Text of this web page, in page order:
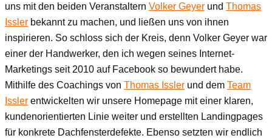
uns mit den beiden Veranstaltern Volker Geyer und Thomas
Issler bekannt zu machen, und ließen uns von ihnen
inspirieren. So schloss sich der Kreis, denn Volker Geyer war
einer der Handwerker, den ich wegen seines Internet-
Marketings seit 2010 auf Facebook so bewundert habe.
Mithilfe des Coachings von Thomas Issler und dem Team
Issler entwickelten wir unsere Homepage mit einer klaren,
kundenorientierten Linie weiter und erstellten Landingpages
für konkrete Dachfensterdefekte. Ebenso setzten wir endlich